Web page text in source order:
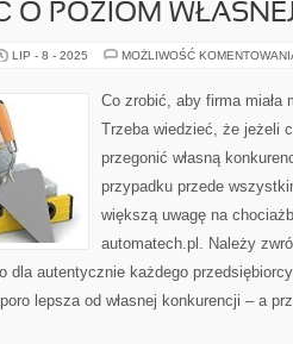
O POZIOM
LIP - 8 - 2025 MOŻLIWOŚĆ
Co zrobić, aby firma miała
Trzeba wiedzieć, że jeżeli
przegonić własną
przypadku przede
większą uwagę na
automatech.pl. Należy
dla autentycznie każdego
lepsza od własnej konkurencji – a